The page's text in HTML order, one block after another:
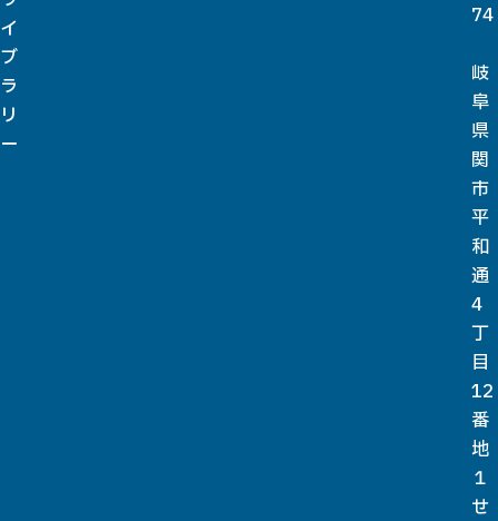
イ
ブ
ラ
リ
ー
74
岐
阜
県
関
市
平
和
通
4
丁
目
12
番
地
１
せ